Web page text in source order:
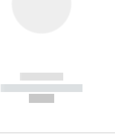
------------
----------- -----------